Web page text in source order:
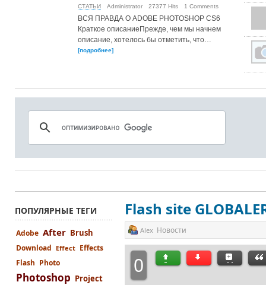
СТАТЬИ Administrator 27377 Hits 1 Comments
ВСЯ ПРАВДА О ADOBE PHOTOSHOP CS6
Краткое описаниеПрежде, чем мы начнем
описание, хотелось бы отметить, что…
[подробнее]
Flash site
Alex Новости
0
ПОПУЛЯРНЫЕ ТЕГИ
Adobe After Brush
Download Effect Effects
Flash Photo
Photoshop Project